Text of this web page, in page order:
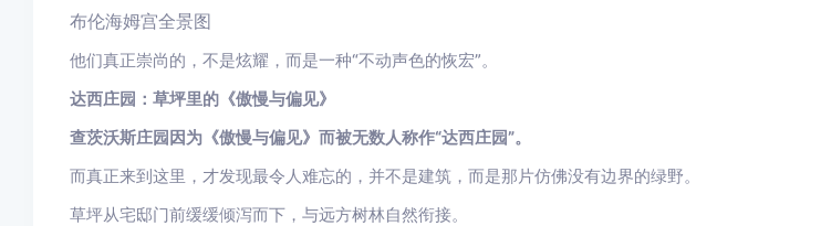
布伦海姆宫全景图
他们真正崇尚的，不是炫耀，而是一种“不动声色的恢宏”。
达西庄园：草坪里的《傲慢与偏见》
查茨沃斯庄园因为《傲慢与偏见》而被无数人称作“达西庄园”。
而真正来到这里，才发现最令人难忘的，并不是建筑，而是那片仿佛没有边界的绿野。
草坪从宅邸门前缓缓倾泻而下，与远方树林自然衔接。